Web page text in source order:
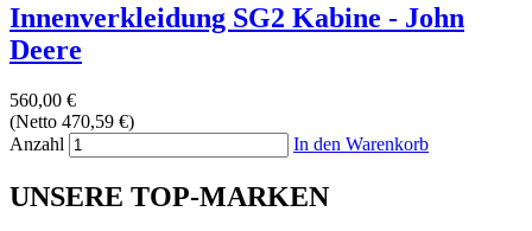
Innenverkleidung SG2 Kabine - John
Deere
560,00 €
(Netto 470,59 €)
Anzahl
In den Warenkorb
UNSERE TOP-MARKEN